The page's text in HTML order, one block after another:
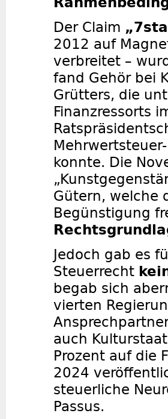
Der Claim
2012 auf
verbreitet –
fand Gehör bei
Grütters, die
Finanzressorts
konnte. Die
Gütern, welche
Begünstigung
Jedoch gab es
Steuerrecht
begab sich
vierten
auch
Prozent auf die
2024
steuerliche
Passus.